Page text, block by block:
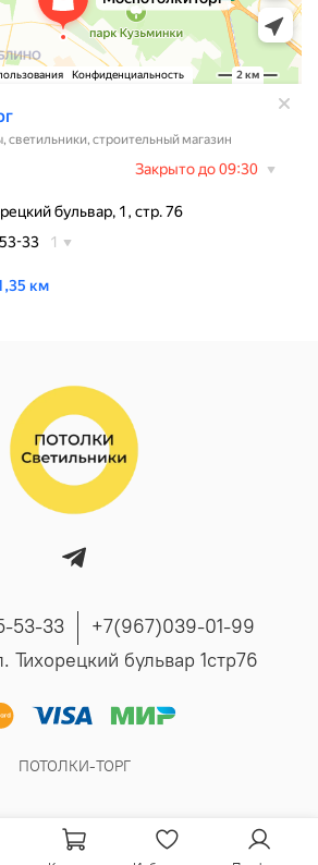
53-33
+7(967)039-01-99
Тихорецкий бульвар 1стр76
ПОТОЛКИ-ТОРГ